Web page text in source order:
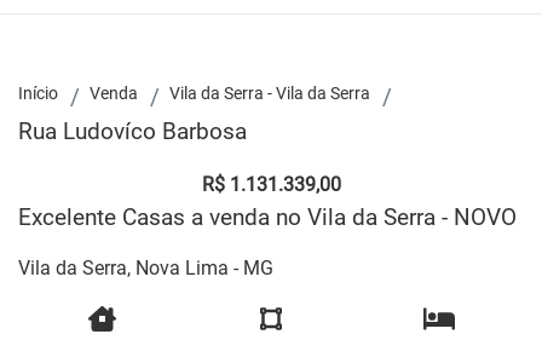
Início Venda Vila da Serra - Vila da Serra
Rua Ludovíco Barbosa
R$ 1.131.339,00
Excelente Casas a venda no Vila da Serra - NOVO
Vila da Serra, Nova Lima - MG